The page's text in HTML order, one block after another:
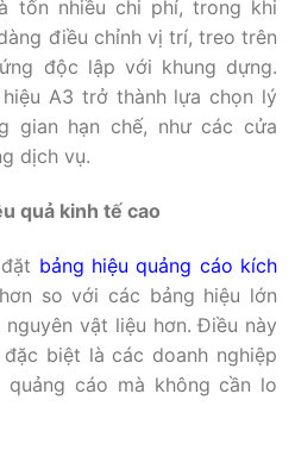
tốn nhiều chi phí, trong khi
điều chỉnh vị trí, treo trên
độc lập với khung dựng.
A3 trở thành lựa chọn lý
gian hạn chế, như các cửa
dịch vụ.
quả kinh tế cao
bảng hiệu quảng cáo kích
so với các bảng hiệu lớn
vật liệu hơn. Điều này
biệt là các doanh nghiệp
cáo mà không cần lo